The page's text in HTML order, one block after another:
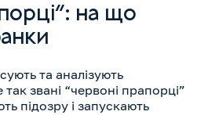
на що
та аналізують
звані “червоні прапорці”
підозру і запускають